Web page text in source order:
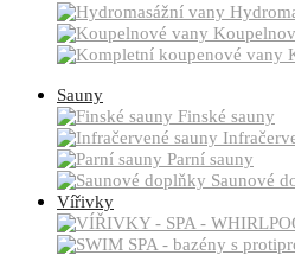
Sauny
Finské sauny
Parní sauny
Saunové
Vířivky